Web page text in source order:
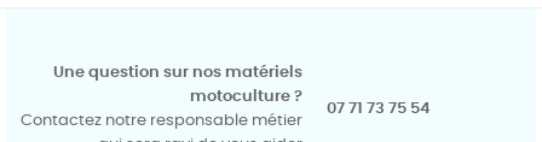
Une question sur nos matériels
motoculture ?
Contactez notre responsable métier
07 71 73 75 54